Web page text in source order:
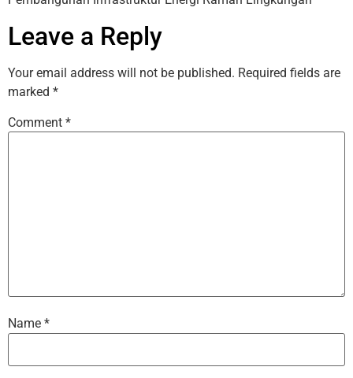
Leave a Reply
Your email address will not be published. Required fields are
marked *
Comment *
Name *